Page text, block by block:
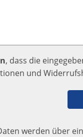
, dass die
und
werden über